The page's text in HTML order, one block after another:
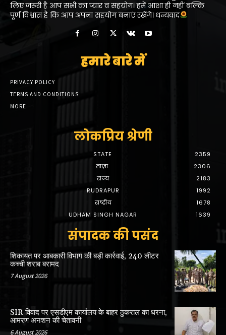
लिए जरूरी है आप सभी का प्यार व सहयोग। हमें आशा ही नहीं बल्कि
पूर्ण विश्वास है कि आप अपना सहयोग बनाएं रखेंगे। धन्यवाद
हमारे बारे में
PRIVACY POLICY
TERMS AND CONDITIONS
MORE
लोकप्रिय श्रेणी
STATE
2359
ताज़ा
2306
राज्य
2183
RUDRAPUR
1992
राष्ट्रीय
1678
UDHAM SINGH NAGAR
1639
संपादक की पसंद
शिकायत पर आबकारी विभाग की बड़ी कार्रवाई, 240 लीटर
कच्ची शराब बरामद
7 August 2026
SIR विवाद पर एसडीएम कार्यालय के बाहर ठुकराल का धरना,
आमरण अनशन की चेतावनी
6 August 2026